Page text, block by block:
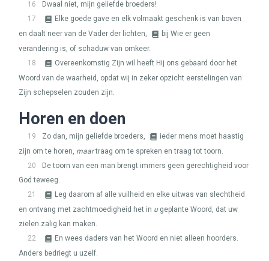
16
Dwaal niet, mijn geliefde broeders!
17
Elke goede gave en elk volmaakt geschenk is van boven
en daalt neer van de Vader der lichten,
bij Wie er geen
verandering is, of schaduw van omkeer.
18
Overeenkomstig Zijn wil heeft Hij ons gebaard door het
Woord van de waarheid, opdat wij in zeker opzicht eerstelingen van
Zijn schepselen zouden zijn.
Horen en doen
19 Zo dan, mijn geliefde broeders,
ieder mens moet haastig
zijn om te horen, maartraag om te spreken en traag tot toorn.
20
De toorn van een man brengt immers geen gerechtigheid voor
God teweeg.
21
Leg daarom af alle vuilheid en elke uitwas van slechtheid
en ontvang met zachtmoedigheid het in ugeplante Woord, dat uw
zielen zalig kan maken.
22
En wees daders van het Woord en niet alleen hoorders.
Anders bedriegt u uzelf.